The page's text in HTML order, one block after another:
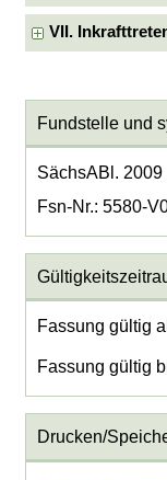
VII.
Fundstelle und
SächsABl. 2009
Fsn-Nr.: 5580-
Fassung gültig
Fassung gültig
Drucken/